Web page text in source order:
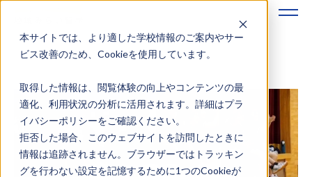
本サイトでは、より適した学校情報のご案内やサー
ビス改善のため、Cookieを使用しています。
取得した情報は、閲覧体験の向上やコンテンツの最
適化、利用状況の分析に活用されます。詳細はプラ
イバシーポリシーをご確認ください。
拒否した場合、このウェブサイトを訪問したときに
情報は追跡されません。ブラウザーではトラッキン
グを行わない設定を記憶するために1つのCookieが
地域みらい留学のすすめかた
地域みらい留学とは
学校を探す
イベントを探す